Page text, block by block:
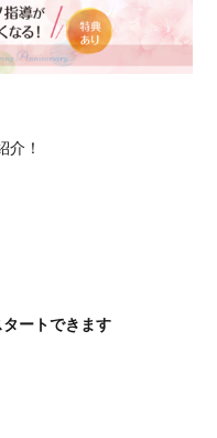
介！
ートできます